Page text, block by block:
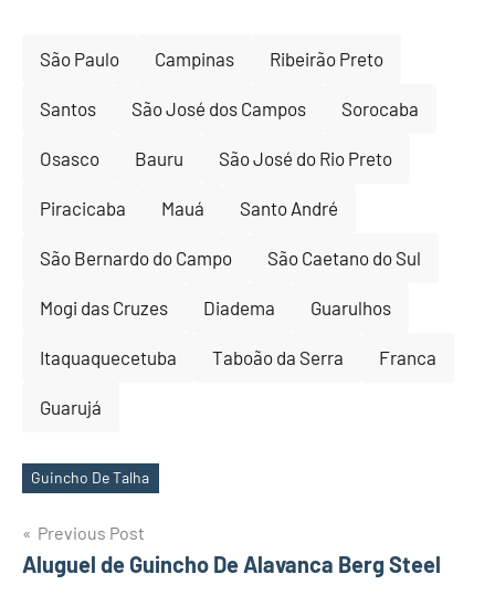
São Paulo Campinas Ribeirão Preto
Santos São José dos Campos Sorocaba
Osasco Bauru São José do Rio Preto
Piracicaba Mauá Santo André
São Bernardo do Campo São Caetano do Sul
Mogi das Cruzes Diadema Guarulhos
Itaquaquecetuba Taboão da Serra Franca
Guarujá
Tags
Guincho De Talha
Post
navigation
Previous Post
Aluguel de Guincho De Alavanca Berg Steel